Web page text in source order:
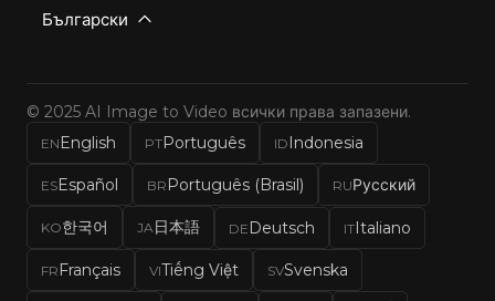
Български
© 2025 AI Image to Video всички права запазени.
EN English PTPortuguês ID Indonesia
ESEspañol BR Português (Brasil) RUРусский
KO한국어 JA日本語 DE Deutsch ITItaliano
FR Français VITiếng Việt SVSvenska